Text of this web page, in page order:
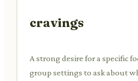
cravings
A strong desire for a specific
group settings to ask about